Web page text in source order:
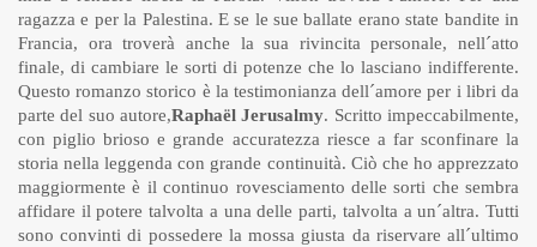
ragazza e per la Palestina. E se le sue ballate erano state bandite in
Francia, ora troverà anche la sua rivincita personale, nell´atto
finale, di cambiare le sorti di potenze che lo lasciano indifferente.
Questo romanzo storico è la testimonianza dell´amore per i libri da
parte del suo autore,Raphaël Jerusalmy. Scritto impeccabilmente,
con piglio brioso e grande accuratezza riesce a far sconfinare la
storia nella leggenda con grande continuità. Ciò che ho apprezzato
maggiormente è il continuo rovesciamento delle sorti che sembra
affidare il potere talvolta a una delle parti, talvolta a un´altra. Tutti
sono convinti di possedere la mossa giusta da riservare all´ultimo